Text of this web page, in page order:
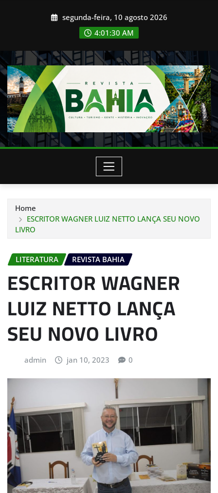
segunda-feira, 10 agosto 2026
4:01:33 AM
Home
ESCRITOR WAGNER LUIZ NETTO LANÇA SEU NOVO
LIVRO
LITERATURA REVISTA BAHIA
ESCRITOR WAGNER
LUIZ NETTO LANÇA
SEU NOVO LIVRO
admin jan 10, 2023 0